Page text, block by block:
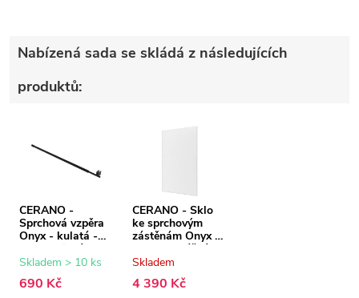
Nabízená sada se skládá z následujících
produktů:
CERANO -
Sprchová vzpěra
Onyx - kulatá -
teleskopická -
černá matná - 77-
Skladem > 10 ks
690 Kč
CERANO - Sklo
ke sprchovým
zástěnám Onyx -
8 mm - mléčné
sklo - 130x200
Skladem
4 390 Kč